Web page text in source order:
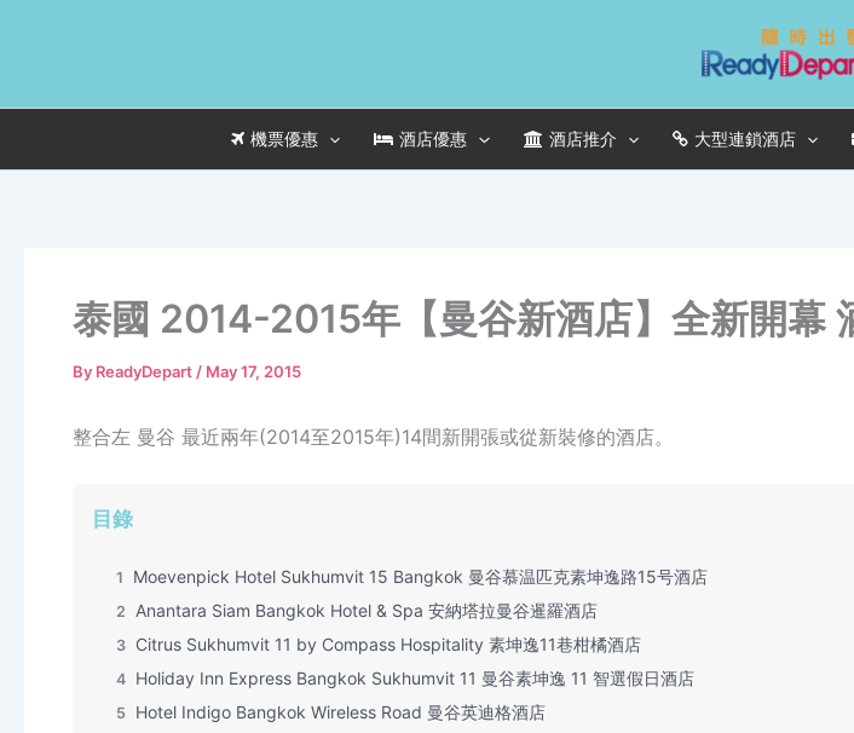
機票優惠 酒店優惠 酒店推介 大型連鎖酒店
泰國 2014-2015年【曼谷新酒店】全新開幕
By ReadyDepart / May 17, 2015
整合左 曼谷 最近兩年(2014至2015年)14間新開張或從新裝修的酒店。
目錄
1 Moevenpick Hotel Sukhumvit 15 Bangkok 曼谷慕温匹克素坤逸路15号酒店
2 Anantara Siam Bangkok Hotel & Spa 安納塔拉曼谷暹羅酒店
3 Citrus Sukhumvit 11 by Compass Hospitality 素坤逸11巷柑橘酒店
4 Holiday Inn Express Bangkok Sukhumvit 11 曼谷素坤逸 11 智選假日酒店
5 Hotel Indigo Bangkok Wireless Road 曼谷英迪格酒店